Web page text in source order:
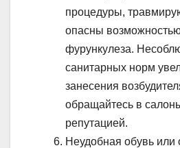
процедуры,
опасны
фурункулеза.
санитарных норм
занесения
обращайтесь в
репутацией.
Неудобная обувь